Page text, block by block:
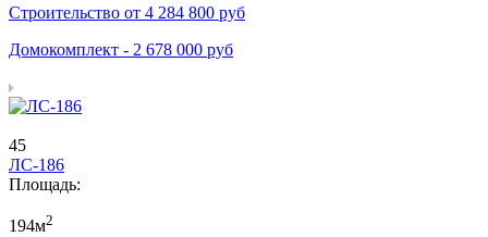
Строительство от 4 284 800 руб
Домокомплект - 2 678 000 руб
45
ЛС-186
Площадь:
194м2